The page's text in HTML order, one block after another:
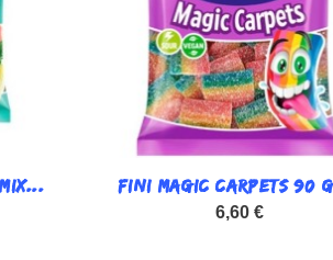
Vista rápida
FINI MAGIC CARPETS 90
6,60 €